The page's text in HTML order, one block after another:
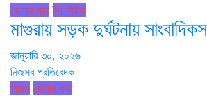
জেলার খবর টপ নিউজ
মাগুরায় সড়ক দুর্ঘটনায়
জানুয়ারি ৩০, ২০২৬
নিজস্ব প্রতিবেদক
আরও জেলার খবর